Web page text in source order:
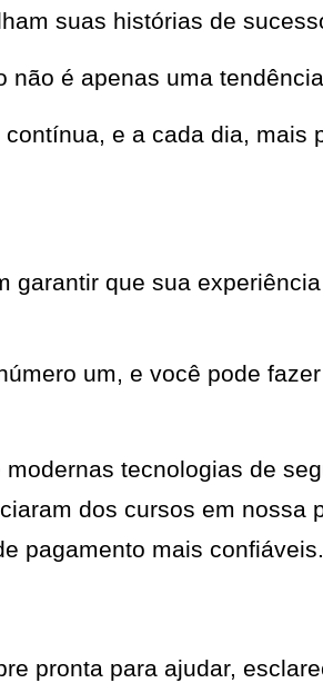
suas histórias de
não é apenas uma
e a cada dia, mais
garantir que sua
um, e você pode
tecnologias de
dos cursos em nossa
pagamento mais confiáveis.
pronta para ajudar,